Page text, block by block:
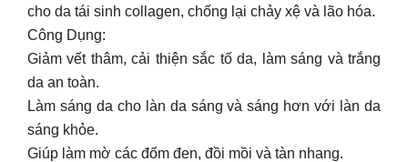
cho da tái sinh collagen, chống lại chảy xệ và lão hóa.
Công Dụng:
Giảm vết thâm, cải thiện sắc tố da, làm sáng và trắng
da an toàn.
Làm sáng da cho làn da sáng và sáng hơn với làn da
sáng khỏe.
Giúp làm mờ các đốm đen, đồi mồi và tàn nhang.